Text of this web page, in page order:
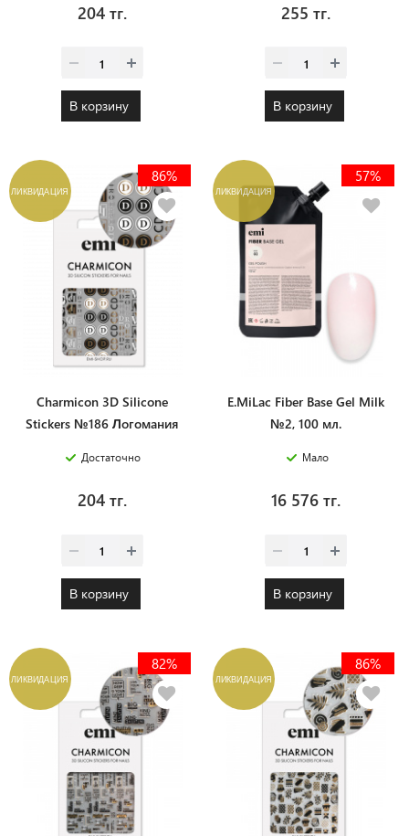
204 тг.
В корзину
255 тг.
В корзину
ЛИКВИДАЦИЯ
86%
Charmicon 3D Silicone
Stickers №186 Логомания
Достаточно
204 тг.
В корзину
ЛИКВИДАЦИЯ
57%
E.MiLac Fiber Base Gel Milk
№2, 100 мл.
Мало
16 576 тг.
В корзину
ЛИКВИДАЦИЯ
82%
ЛИКВИДАЦИЯ
86%